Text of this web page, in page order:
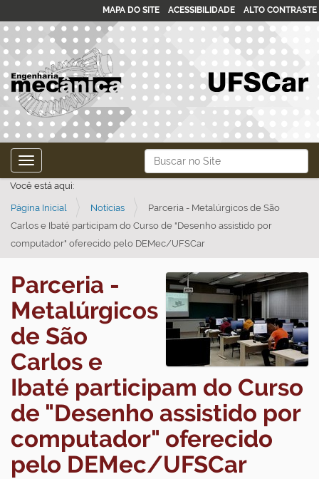
Busca
Busca Avançada…
MAPA DO SITE ACESSIBILIDADE ALTO CONTRASTE
Toggle navigation
Você está aqui:
Página Inicial Notícias
Parceria - Metalúrgicos de São
Carlos e Ibaté participam do Curso de "Desenho assistido por
computador" oferecido pelo DEMec/UFSCar
Parceria -
Metalúrgicos
de São
Carlos e
Ibaté participam do Curso
de "Desenho assistido por
computador" oferecido
pelo DEMec/UFSCar